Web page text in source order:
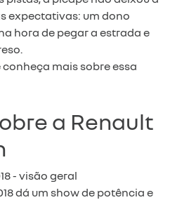
expectativas: um dono
hora de pegar a estrada e
mais sobre essa
a Renault
dá um show de potência e